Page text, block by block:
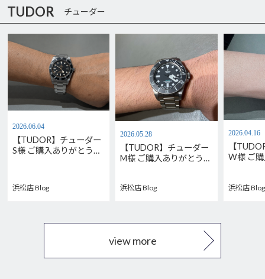
TUDOR チューダー
2026.06.04
【TUDOR】チューダー
S様 ご購入ありがとうご
浜松店 Blog
2026.05.28
【TUDOR】チューダー
M様 ご購入ありがとうご
浜松店 Blog
2026.04.16
【
W様 ご
浜松店 Blog
view more